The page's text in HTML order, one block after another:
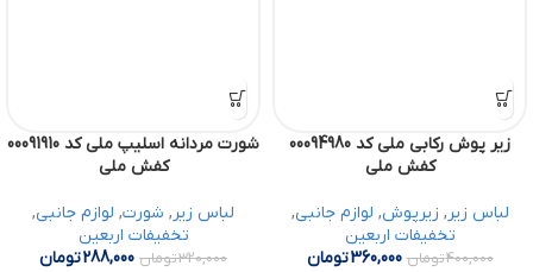
زیر پوش رکابی ملی کد 00094980
کفش ملی
لباس زیر, زیرپوش, لوازم جانبی,
تخفیفات اربعین
400,000تومان 360,000تومان
شورت مردانه اسلیپ ملی کد 00091910
کفش ملی
لباس زیر, شورت, لوازم جانبی,
تخفیفات اربعین
320,000تومان 288,000تومان